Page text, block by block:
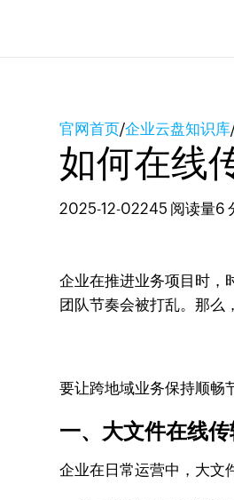
官网首页/企业云盘知识库
如何在线
2025-12-02245 阅读量6
企业在推进业务项目时，
团队节奏会被打乱。那么
要让跨地域业务保持顺畅
一、大文件在线
企业在日常运营中，大文